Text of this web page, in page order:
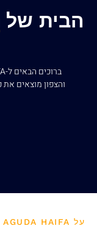
הבית של
והצפון מוצאים
על AGUDA HAIFA